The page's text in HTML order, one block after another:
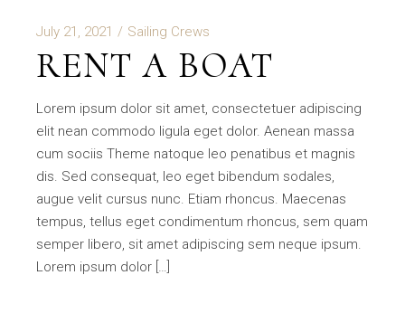
July 21, 2021 Sailing Crews
RENT A BOAT
Lorem ipsum dolor sit amet, consectetuer adipiscing
elit nean commodo ligula eget dolor. Aenean massa
cum sociis Theme natoque leo penatibus et magnis
dis. Sed consequat, leo eget bibendum sodales,
augue velit cursus nunc. Etiam rhoncus. Maecenas
tempus, tellus eget condimentum rhoncus, sem quam
semper libero, sit amet adipiscing sem neque ipsum.
Lorem ipsum dolor […]